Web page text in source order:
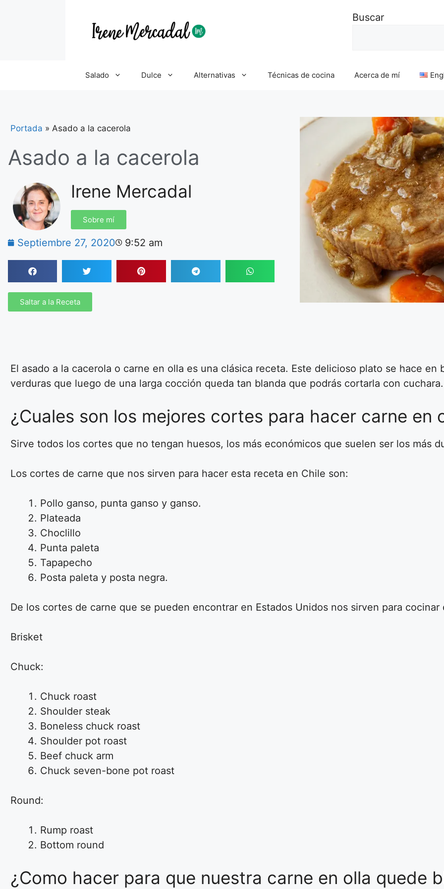
Buscar
Salado Dulce Alternativas Técnicas de cocina Acerca de mí
Portada »Asado a la cacerola
Asado a la cacerola
Irene Mercadal
Sobre mí
Septiembre 27, 2020 9:52 am
Saltar a la Receta
El asado a la cacerola o carne en olla es una clásica receta. Este delicioso plato se hace en
verduras que luego de una larga cocción queda tan blanda que podrás cortarla con cuchara.
¿Cuales son los mejores cortes para hacer carne en
Sirve todos los cortes que no tengan huesos, los más económicos que suelen ser los más
Los cortes de carne que nos sirven para hacer esta receta en Chile son:
Pollo ganso, punta ganso y ganso.
Plateada
Choclillo
Punta paleta
Tapapecho
Posta paleta y posta negra.
De los cortes de carne que se pueden encontrar en Estados Unidos nos sirven para cocinar
Brisket
Chuck:
Chuck roast
Shoulder steak
Boneless chuck roast
Shoulder pot roast
Beef chuck arm
Chuck seven-bone pot roast
Round:
Rump roast
Bottom round
¿Como hacer para que nuestra carne en olla quede